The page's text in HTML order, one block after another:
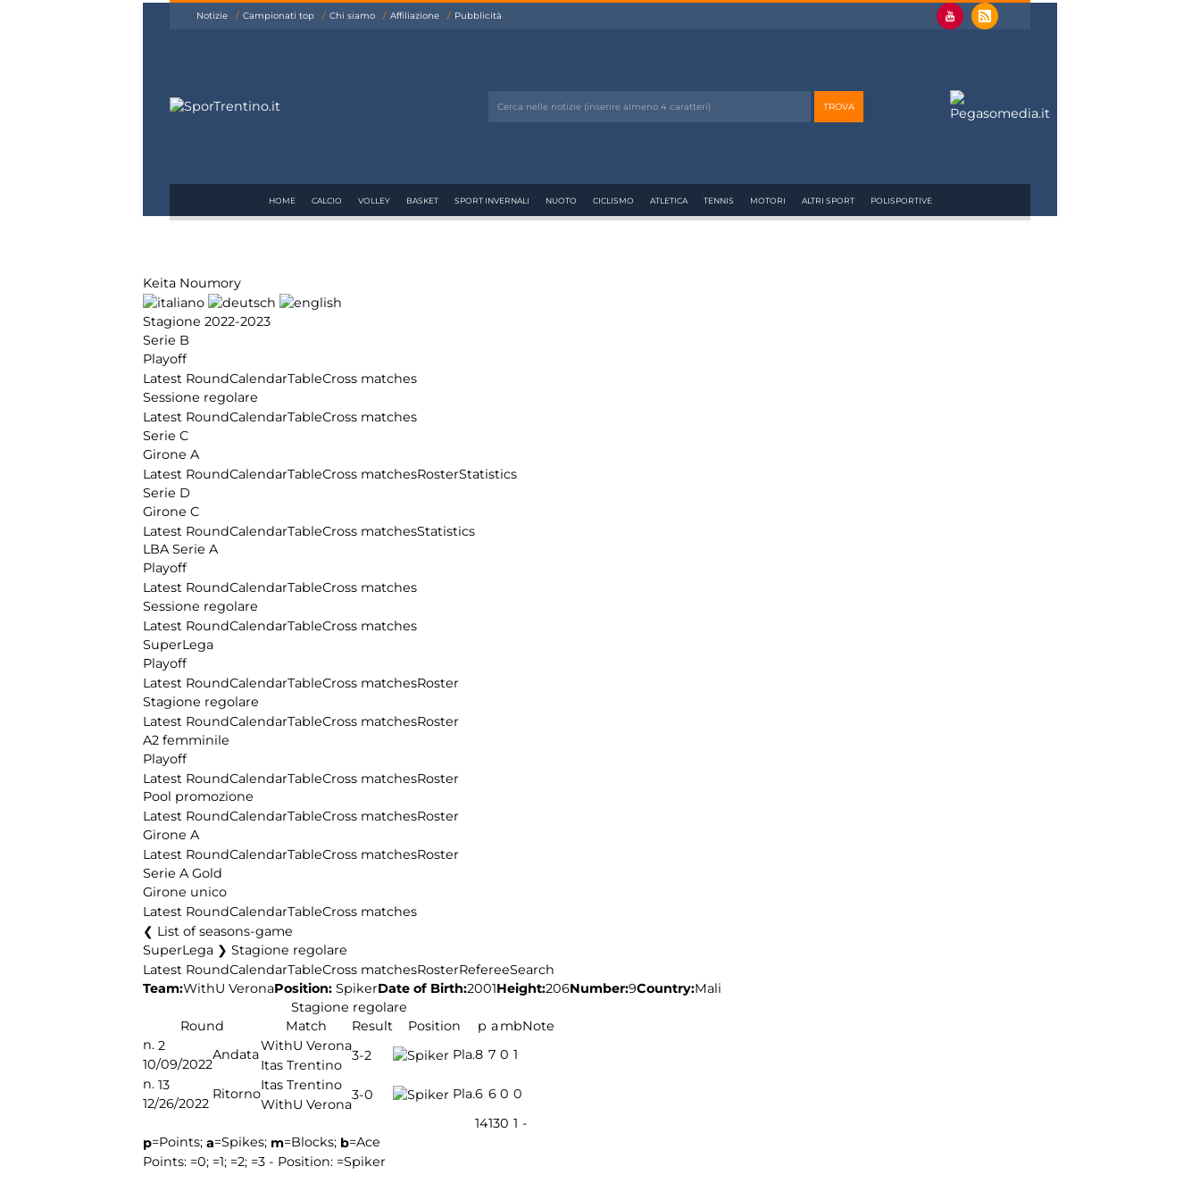
Notizie Campionati top Chi siamo Affiliazione Pubblicità
HOME CALCIO VOLLEY BASKET SPORT INVERNALI NUOTO CICLISMO ATLETICA TENNIS MOTORI ALTRI SPORT POLISPORTIVE
Keita Noumory
Stagione 2022-2023
Serie B
Playoff
Latest RoundCalendarTableCross matches
Sessione regolare
Latest RoundCalendarTableCross matches
Serie C
Girone A
Latest RoundCalendarTableCross matchesRosterStatistics
Serie D
Girone C
Latest RoundCalendarTableCross matchesStatistics
LBA Serie A
Playoff
Latest RoundCalendarTableCross matches
Sessione regolare
Latest RoundCalendarTableCross matches
SuperLega
Playoff
Latest RoundCalendarTableCross matchesRoster
Stagione regolare
Latest RoundCalendarTableCross matchesRoster
A2 femminile
Playoff
Latest RoundCalendarTableCross matchesRoster
Pool promozione
Latest RoundCalendarTableCross matchesRoster
Girone A
Latest RoundCalendarTableCross matchesRoster
Serie A Gold
Girone unico
Latest RoundCalendarTableCross matches
List of seasons-game
SuperLega ❯ Stagione regolare
Latest RoundCalendarTableCross matchesRosterRefereeSearch
Team:WithU VeronaPosition: SpikerDate of Birth:2001Height:206Number:9Country:Mali
Stagione regolare
Round
Match Result Position p ambNote
n. 2
10/09/2022
Andata
WithU Verona
Itas Trentino
3-2 Pla.8 7 0 1
n. 13
12/26/2022
Ritorno
Itas Trentino
WithU Verona
3-0 Pla.6 6 0 0
14130 1 -
p=Points; a=Spikes; m=Blocks; b=Ace
Points: =0; =1; =2; =3 - Position: =Spiker